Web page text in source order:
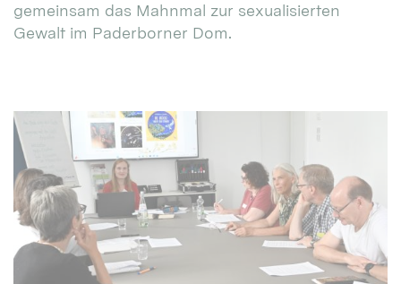
gemeinsam das Mahnmal zur sexualisierten
Gewalt im Paderborner Dom.